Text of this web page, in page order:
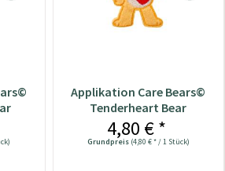
Applikation Care Bears©
Tenderheart Bear
4,80 € *
Grundpreis (4,80 € * / 1 Stück)